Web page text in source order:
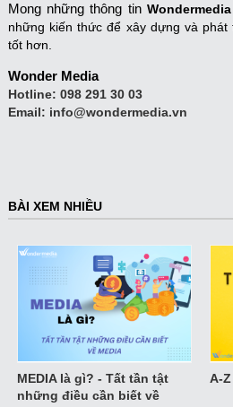
Mong những thông tin Wondermedia
những kiến thức để xây dựng và
tốt hơn.
Wonder Media
Hotline: 098 291 30 03
Email: info@wondermedia.vn
BÀI XEM NHIỀU
MEDIA là gì? - Tất tần tật
những điều cần biết về
A-